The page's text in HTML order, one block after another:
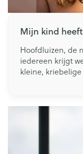
Mijn kind
Hoofdluizen, de
iedereen krijgt
kleine, kriebelige
niet gevaarlijk,